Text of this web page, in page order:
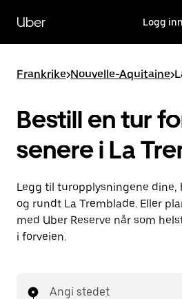
hovedinnholdet
Uber Logg inn
Frankrike>Nouvelle-Aquitaine>
Bestill en tur
senere i La
Legg til turopplysningene dine,
og rundt La Tremblade. Eller
med Uber Reserve når som
i forveien.
Angi stedet